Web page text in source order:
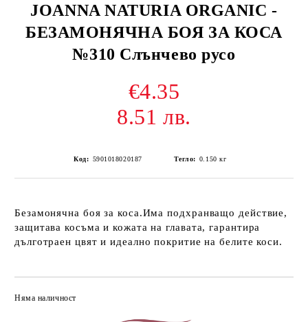
JOANNA NATURIA ORGANIC -
БЕЗАМОНЯЧНА БОЯ ЗА КОСА
№310 Слънчево русо
€4.35
8.51 лв.
Код: 5901018020187 Тегло: 0.150 кг
Безамонячна боя за коса.Имаподхранващо действие,
защитава косъма и кожата на главата, гарантира
дълготраен цвят и идеално покритие на белите коси.
Няма наличност